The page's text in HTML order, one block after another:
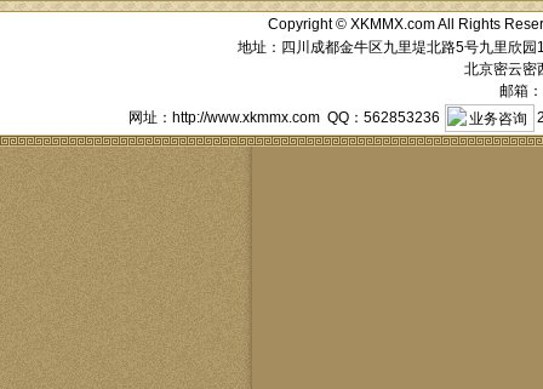
Copyright © XKMMX.com All Rights
地址：四川成都金牛区九里堤北路5号九里欣
北京密云密
邮箱
网址：http://www.xkmmx.com QQ：562853236